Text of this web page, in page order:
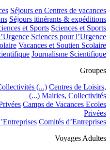
Séjours en Centres de vacances
Séjours itinérants & expéditions
et Sports Sciences et Sports
Sciences pour l’Urgence
Vacances et Soutien Scolaire
Journalisme Scientifique
Groupes
(...) Centres de Loisirs,
Mairies, Collectivités (...)
Camps de Vacances Ecoles
Privées
Comités d’Entreprises
Voyages Adultes